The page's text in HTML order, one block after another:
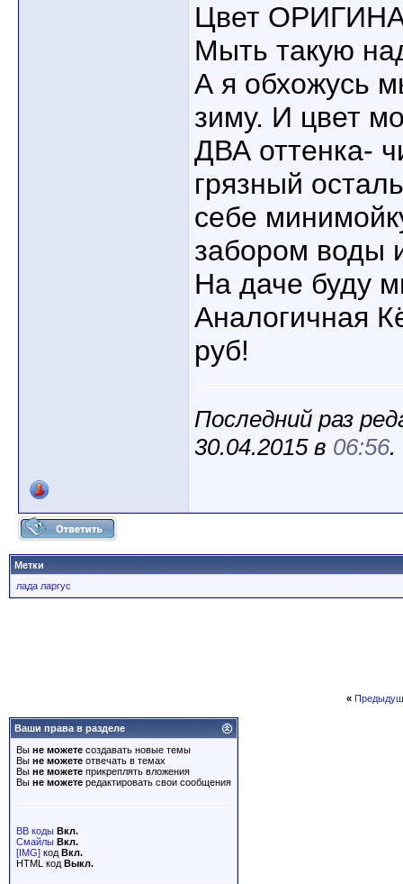
Цвет
Мыть такую
А я обхожусь
зиму. И цвет
ДВА оттенка-
грязный
себе
забором воды
На даче буду
Аналогичная
руб!
Последний раз
30.04.2015 в 06:56.
Метки
лада ларгус
«
Ваши права в разделе
Вы не можете создавать новые темы
Вы не можете отвечать в темах
Вы не можете прикреплять вложения
Вы не можете редактировать свои сообщения
BB коды Вкл.
Смайлы Вкл.
[IMG] код Вкл.
HTML код Выкл.